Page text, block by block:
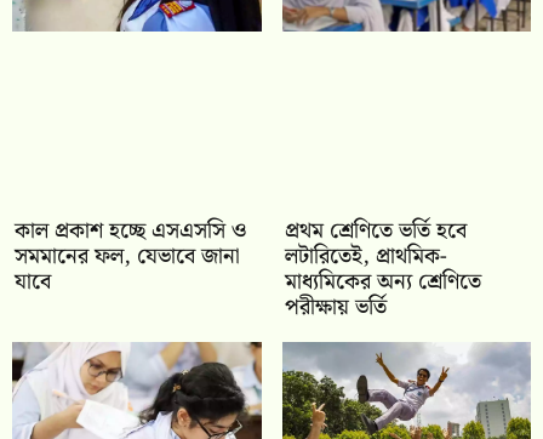
কাল প্রকাশ হচ্ছে এসএসসি ও
সমমানের ফল, যেভাবে জানা
যাবে
প্রথম শ্রেণিতে ভর্তি হবে
লটারিতেই, প্রাথমিক-
মাধ্যমিকের অন্য শ্রেণিতে
পরীক্ষায় ভর্তি